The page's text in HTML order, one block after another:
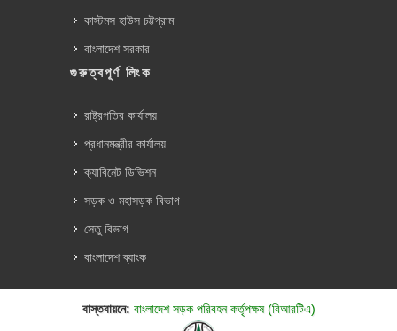
কাস্টমস হাউস চট্টগ্রাম
বাংলাদেশ সরকার
গুরুত্বপূর্ণ লিংক
রাষ্ট্রপতির কার্যালয়
প্রধানমন্ত্রীর কার্যালয়
ক্যাবিনেট ডিভিশন
সড়ক ও মহাসড়ক বিভাগ
সেতু বিভাগ
বাংলাদেশ ব্যাংক
বাস্তবায়নে: বাংলাদেশ সড়ক পরিবহন কর্তৃপক্ষ (বিআরটিএ)